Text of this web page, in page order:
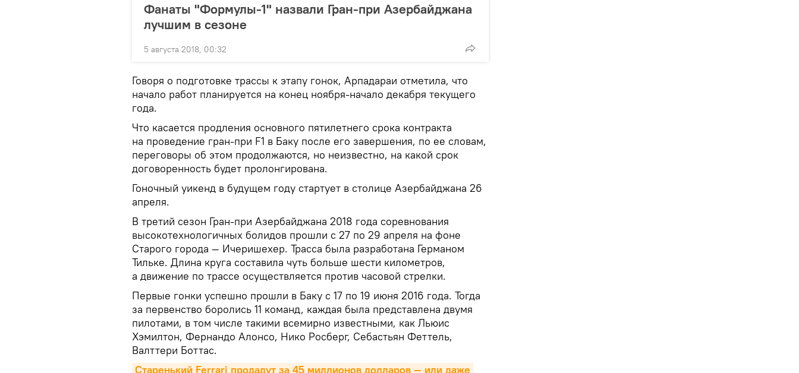
Фанаты "Формулы-1" назвали Гран-при Азербайджана
лучшим в сезоне
5 августа 2018, 00:32
Говоря о подготовке трассы к этапу гонок, Арпадараи отметила, что
начало работ планируется на конец ноября-начало декабря текущего
года.
Что касается продления основного пятилетнего срока контракта
на проведение гран-при F1 в Баку после его завершения, по ее словам,
переговоры об этом продолжаются, но неизвестно, на какой срок
договоренность будет пролонгирована.
Гоночный уикенд в будущем году стартует в столице Азербайджана 26
апреля.
В третий сезон Гран-при Азербайджана 2018 года соревнования
высокотехнологичных болидов прошли с 27 по 29 апреля на фоне
Старого города — Ичеришехер. Трасса была разработана Германом
Тильке. Длина круга составила чуть больше шести километров,
а движение по трассе осуществляется против часовой стрелки.
Первые гонки успешно прошли в Баку с 17 по 19 июня 2016 года. Тогда
за первенство боролись 11 команд, каждая была представлена двумя
пилотами, в том числе такими всемирно известными, как Льюис
Хэмилтон, Фернандо Алонсо, Нико Росберг, Себастьян Феттель,
Валттери Боттас.
Старенький Ferrari продадут за 45 миллионов долларов — или даже